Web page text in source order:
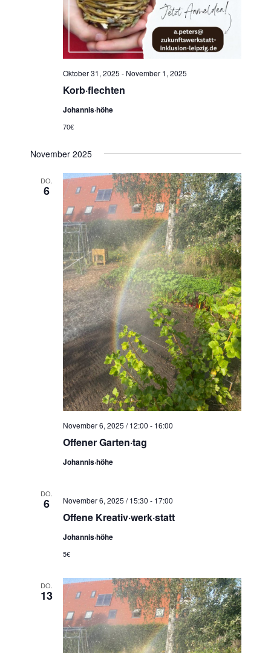
Korb·flechten
Oktober 31, 2025 - November 1, 2025
Johannis·höhe
70€
November 2025
DO.
6
Offener Garten·tag
November 6, 2025 / 12:00 - 16:00
Johannis·höhe
DO.
6
Offene Kreativ·werk·statt
November 6, 2025 / 15:30 - 17:00
Johannis·höhe
5€
DO.
13